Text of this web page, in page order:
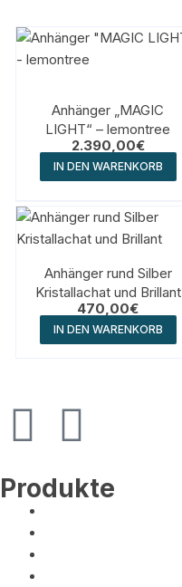
Anhänger „MAGIC
LIGHT“ – lemontree
2.390,00€
IN DEN WARENKORB
Anhänger rund Silber
Kristallachat und Brillant
470,00€
IN DEN WARENKORB
Produkte